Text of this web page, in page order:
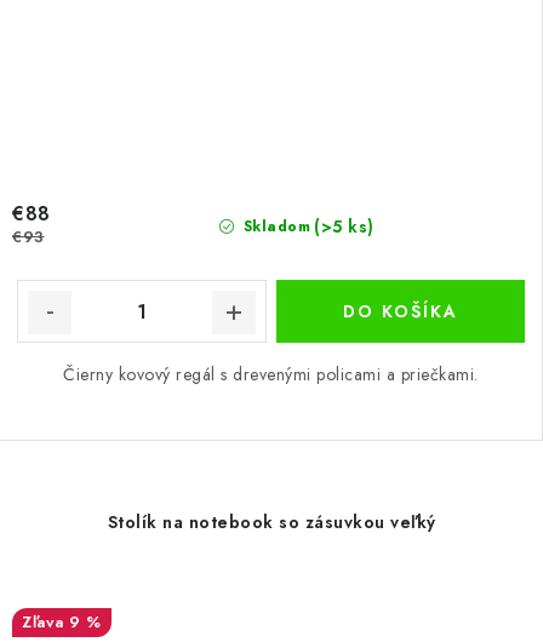
Skladom (>5 ks)
€88
€93
DO KOŠÍKA
Čierny kovový regál s drevenými policami a priečkami.
Stolík na notebook so zásuvkou veľký
9 %